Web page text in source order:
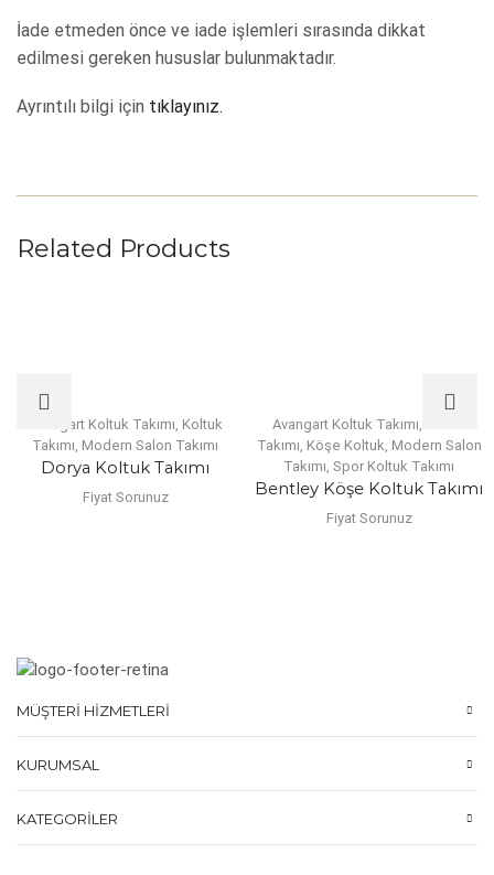
İade etmeden önce ve iade işlemleri sırasında dikkat
edilmesi gereken hususlar bulunmaktadır.
Ayrıntılı bilgi için tıklayınız.
Related Products
Avangart Koltuk Takımı Koltuk
Takımı Modern Salon Takımı
Dorya Koltuk Takımı
Fiyat Sorunuz
Avangart Koltuk Takımı
Takımı Köşe Koltuk Modern Salon
Takımı Spor Koltuk Takımı
Bentley Köşe Koltuk Takımı
Fiyat Sorunuz
MÜŞTERI HIZMETLERI
KURUMSAL
KATEGORILER